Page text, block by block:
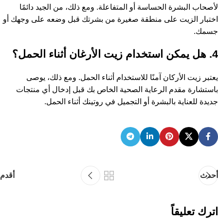
لأصحاب البشرة الحساسة أو المتفاعلة. ومع ذلك، من الجيد دائمًا
اختبار الزيت على منطقة صغيرة من بشرتك قبل وضعه على وجهك أو
جسمك.
4. هل يمكن استخدام زيت الأرغان أثناء الحمل؟
يعتبر زيت الأركان آمنًا للاستخدام أثناء الحمل. ومع ذلك، يوصى
باستشارة مقدم الرعاية الصحية الخاص بك قبل إدخال أي منتجات
جديدة للعناية بالبشرة أو التجميل في روتينك أثناء الحمل.
أحدث أقدم
اترك تعليقاً